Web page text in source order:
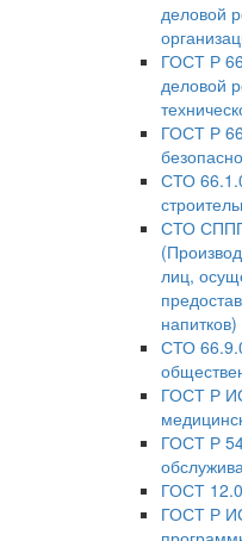
деловой
ГОСТ Р
деловой
ГОСТ Р
СТО
СТО
лиц,
напитков)
СТО
ГОСТ Р
ГОСТ Р
ГОСТ
ГОСТ Р